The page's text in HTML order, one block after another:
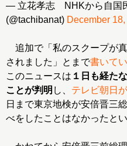
— 立花孝志 NHKから自国
(@tachibanat) December
追加で「私のスクープが
されました」とまで書いて
このニュースは １日も経た
ことが判明 し、 テレビ朝日
日まで東京地検が安倍晋三
べをしたことはなかったと